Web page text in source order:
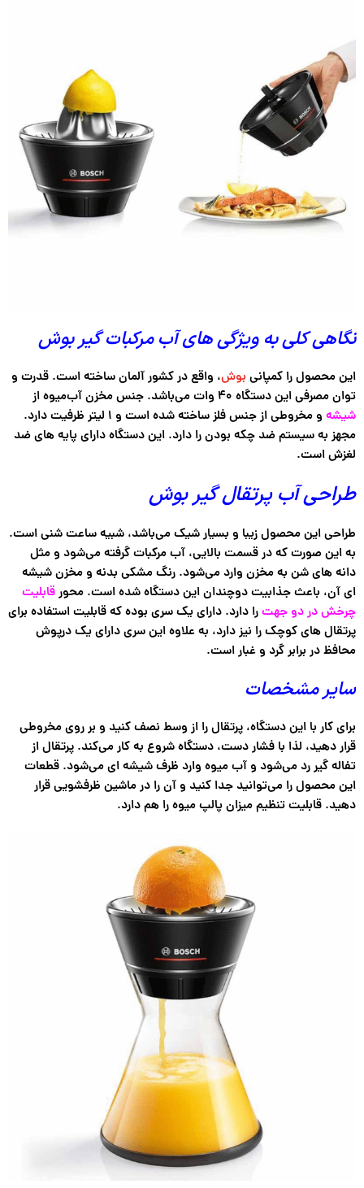
نگاهی کلی به ویژگی های آب مرکبات گیر بوش
این محصول را کمپانی بوش، واقع در کشور آلمان ساخته است. قدرت و
توان مصرفی این دستگاه ۴۰ وات می‌باشد. جنس مخزن آب‌میوه از
شیشه
و مخروطی از جنس فلز ساخته شده است و ۱ لیتر ظرفیت دارد.
مجهز به سیستم ضد چکه بودن را دارد. این دستگاه دارای پایه های ضد
لغزش است.
طراحی آب پرتقال گیر بوش
طراحی این محصول زیبا و بسیار شیک می‌باشد، شبیه ساعت شنی است.
به این صورت که در قسمت بالایی، آب مرکبات گرفته می‌شود و مثل
دانه های شن به مخزن وارد می‌شود. رنگ مشکی بدنه و مخزن شیشه
ای آن، باعث جذابیت دوچندان این دستگاه شده است. محورقابلیت
چرخش در دو جهترا دارد. دارای یک سری بوده که قابلیت استفاده برای
پرتقال های کوچک را نیز دارد، به علاوه این سری دارای یک درپوش
محافظ در برابر گرد و غبار است.
سایر مشخصات
برای کار با این دستگاه، پرتقال را از وسط نصف کنید و بر روی مخروطی
قرار دهید، لذا با فشار دست، دستگاه شروع به کار می‌کند. پرتقال از
تفاله گیر رد می‌شود و آب میوه وارد ظرف شیشه ای می‌شود. قطعات
این محصول را می‌توانید جدا کنید و آن را در ماشین ظرفشویی قرار
دهید. قابلیت تنظیم میزان پالپ میوه را هم دارد.